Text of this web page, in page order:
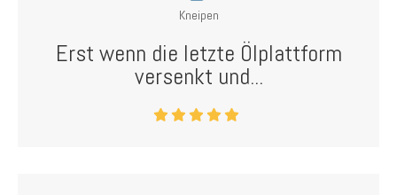
Kneipen
Erst wenn die letzte Ölplattform
versenkt und...